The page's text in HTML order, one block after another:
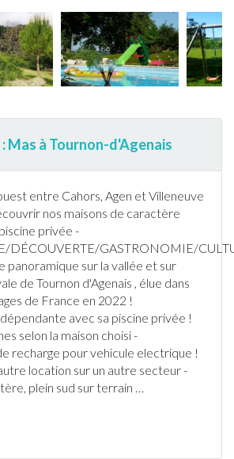
Mas à Tournon-d'Agenais
entre Cahors, Agen et Villeneuve
nos maisons de caractère
piscine privée -
DÉCOUVERTE/GASTRONOMIE/
panoramique sur la vallée et sur
de Tournon d'Agenais , élue dans
de France en 2022 !
avec sa piscine privée !
selon la maison choisi -
recharge pour vehicule electrique !
location sur un autre secteur -
plein sud sur terrain …